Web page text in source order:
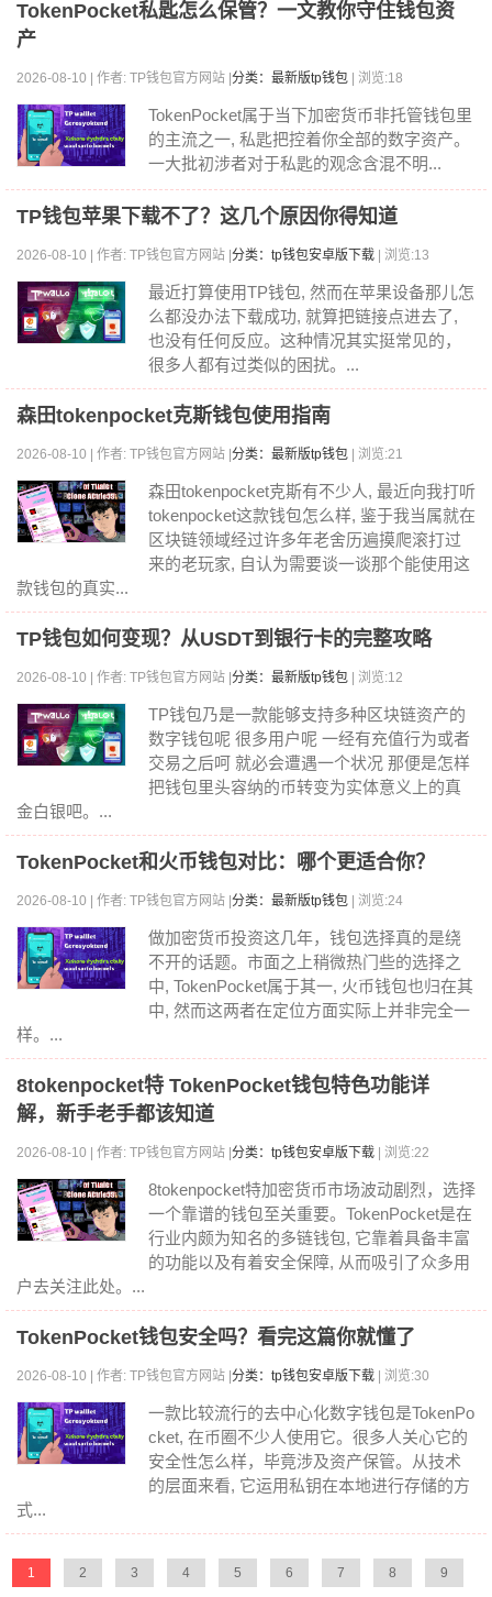
TokenPocket私匙怎么保管？一文教你守住钱包资
产
2026-08-10 | 作者: TP钱包官方网站 | 分类：最新版tp钱包 | 浏览:18
TokenPocket属于当下加密货币非托管钱包里
的主流之一, 私匙把控着你全部的数字资产。
一大批初涉者对于私匙的观念含混不明...
TP钱包苹果下载不了？这几个原因你得知道
2026-08-10 | 作者: TP钱包官方网站 | 分类：tp钱包安卓版下载 | 浏览:13
最近打算使用TP钱包, 然而在苹果设备那儿怎
么都没办法下载成功, 就算把链接点进去了,
也没有任何反应。这种情况其实挺常见的，
很多人都有过类似的困扰。...
森田tokenpocket克斯钱包使用指南
2026-08-10 | 作者: TP钱包官方网站 | 分类：最新版tp钱包 | 浏览:21
森田tokenpocket克斯有不少人, 最近向我打听
tokenpocket这款钱包怎么样, 鉴于我当属就在
区块链领域经过许多年老舍历遍摸爬滚打过
来的老玩家, 自认为需要谈一谈那个能使用这
款钱包的真实...
TP钱包如何变现？从USDT到银行卡的完整攻略
2026-08-10 | 作者: TP钱包官方网站 | 分类：最新版tp钱包 | 浏览:12
TP钱包乃是一款能够支持多种区块链资产的
数字钱包呢 很多用户呢 一经有充值行为或者
交易之后呵 就必会遭遇一个状况 那便是怎样
把钱包里头容纳的币转变为实体意义上的真
金白银吧。...
TokenPocket和火币钱包对比：哪个更适合你？
2026-08-10 | 作者: TP钱包官方网站 | 分类：最新版tp钱包 | 浏览:24
做加密货币投资这几年，钱包选择真的是绕
不开的话题。市面之上稍微热门些的选择之
中, TokenPocket属于其一, 火币钱包也归在其
中, 然而这两者在定位方面实际上并非完全一
样。...
8tokenpocket特 TokenPocket钱包特色功能详
解，新手老手都该知道
2026-08-10 | 作者: TP钱包官方网站 | 分类：tp钱包安卓版下载 | 浏览:22
8tokenpocket特加密货币市场波动剧烈，选择
一个靠谱的钱包至关重要。TokenPocket是在
行业内颇为知名的多链钱包, 它靠着具备丰富
的功能以及有着安全保障, 从而吸引了众多用
户去关注此处。...
TokenPocket钱包安全吗？看完这篇你就懂了
2026-08-10 | 作者: TP钱包官方网站 | 分类：tp钱包安卓版下载 | 浏览:30
一款比较流行的去中心化数字钱包是TokenPo
cket, 在币圈不少人使用它。很多人关心它的
安全性怎么样，毕竟涉及资产保管。从技术
的层面来看, 它运用私钥在本地进行存储的方
式...
1 2 3 4 5 6 7 8 9